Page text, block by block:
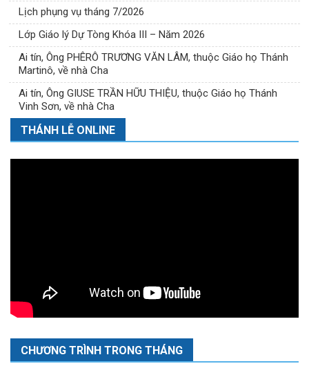
Lịch phụng vụ tháng 7/2026
Lớp Giáo lý Dự Tòng Khóa III – Năm 2026
Ai tín, Ông PHÊRÔ TRƯƠNG VĂN LÂM, thuộc Giáo họ Thánh
Martinô, về nhà Cha
Ai tín, Ông GIUSE TRẦN HỮU THIỆU, thuộc Giáo họ Thánh
Vinh Sơn, về nhà Cha
THÁNH LỄ ONLINE
CHƯƠNG TRÌNH TRONG THÁNG